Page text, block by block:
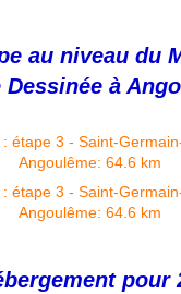
au niveau du
Dessinée à
pour